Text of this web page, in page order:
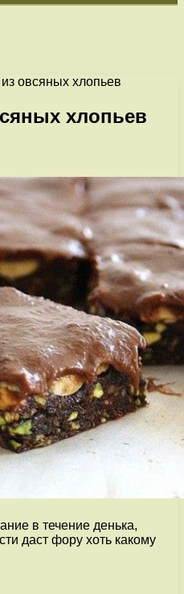
овсяных хлопьев
хлопьев
в течение денька,
даст фору хоть какому